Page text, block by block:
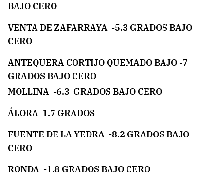
BAJO CERO
VENTA DE ZAFARRAYA -5.3 GRADOS BAJO
CERO
ANTEQUERA CORTIJO QUEMADO BAJO -7
GRADOS BAJO CERO
MOLLINA -6.3 GRADOS BAJO CERO
ÁLORA 1.7 GRADOS
FUENTE DE LA YEDRA -8.2 GRADOS BAJO
CERO
RONDA -1.8 GRADOS BAJO CERO